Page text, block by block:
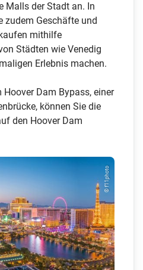
Malls der Stadt an. In
zudem Geschäfte und
mithilfe
Städten wie Venedig
Erlebnis machen.
Dam Bypass, einer
können Sie die
den Hoover Dam
© f11photo